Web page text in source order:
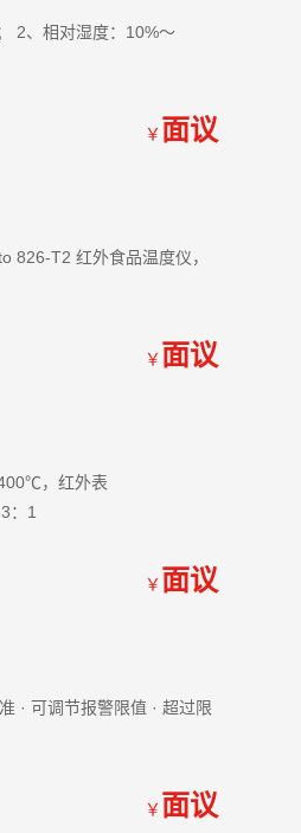
2、相对湿度：10%～
￥ 面议
826-T2 红外食品温度仪，
￥ 面议
，红外表
1
￥ 面议
· 可调节报警限值 · 超过限
￥ 面议